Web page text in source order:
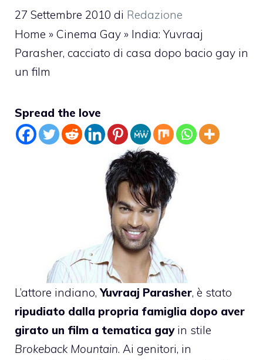
27 Settembre 2010 di Redazione
Home » Cinema Gay » India: Yuvraaj
Parasher, cacciato di casa dopo bacio gay in
un film
Spread the love
L’attore indiano,Yuvraaj Parasher, è stato
ripudiato dalla propria famiglia dopo aver
girato un film a tematica gayin stile
Brokeback Mountain. Ai genitori, in